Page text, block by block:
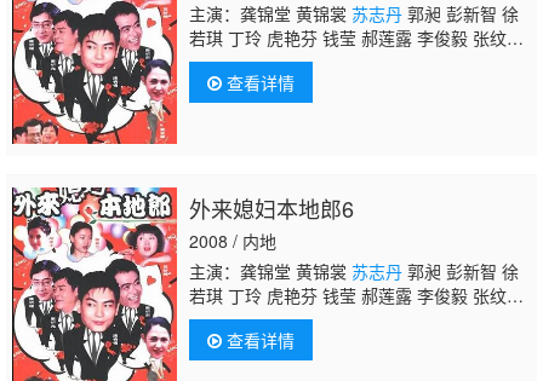
主演：龚锦堂 黄锦裳 苏志丹郭昶 彭新智 徐
若琪 丁玲 虎艳芬 钱莹 郝莲露 李俊毅 张纹
博 何文茵 王辰 谢恩 毛琳 林星云 卢海潮 卢秋
萍 马小倩 陈坚雄 黄俊英 舒力生 吴苏妹 张和
平 邝祖乐 刘涛 周小镔 黄慧颐 潘结
查看详情
外来媳妇本地郎6
2008 / 内地
主演：龚锦堂 黄锦裳 苏志丹郭昶 彭新智 徐
若琪 丁玲 虎艳芬 钱莹 郝莲露 李俊毅 张纹
博 何文茵 王辰 谢恩 毛琳 林星云 卢海潮 卢秋
萍 马小倩 陈坚雄 黄俊英 舒力生 吴苏妹 张和
平 邝祖乐 刘涛 周小镔 黄慧颐 潘结
查看详情